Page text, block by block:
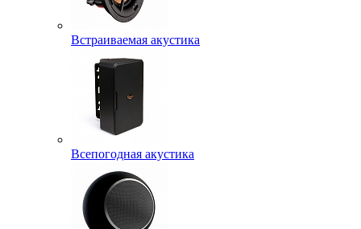
Встраиваемая акустика
Всепогодная акустика